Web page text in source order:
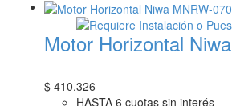
Motor Horizontal
$ 410.326
HASTA 6 cuotas sin interés